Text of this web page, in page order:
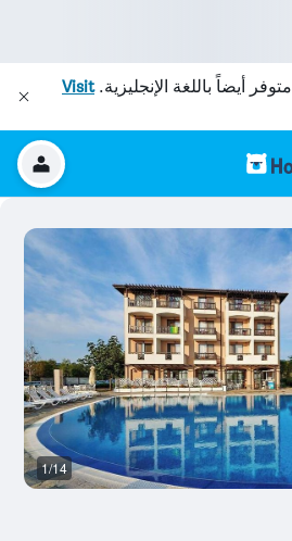
متوفر أيضاً باللغة الإنجليزية.Visit
1/14